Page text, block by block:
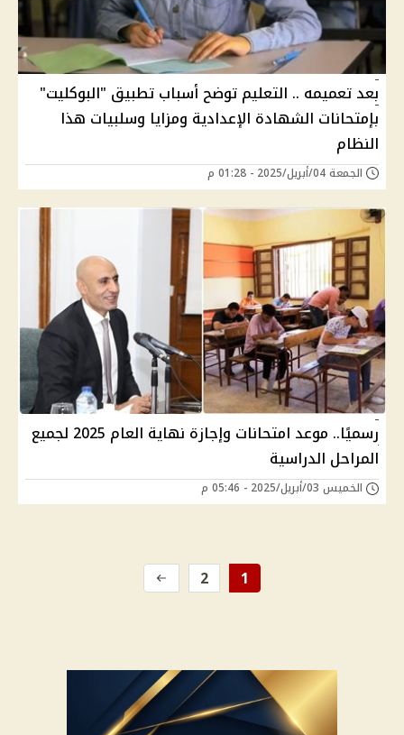
بعد تعميمه .. التعليم توضح أسباب تطبيق "البوكليت"
بإمتحانات الشهادة الإعدادية ومزايا وسلبيات هذا
النظام
الجمعة 04/أبريل/2025 - 01:28 م
رسميًا.. موعد امتحانات وإجازة نهاية العام 2025 لجميع
المراحل الدراسية
الخميس 03/أبريل/2025 - 05:46 م
1
2